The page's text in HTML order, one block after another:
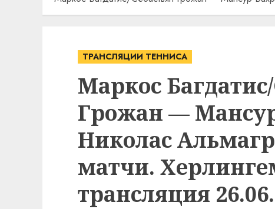
ТРАНСЛЯЦИИ ТЕННИСА
Маркос
Грожан —
Николас
матчи.
трансляция